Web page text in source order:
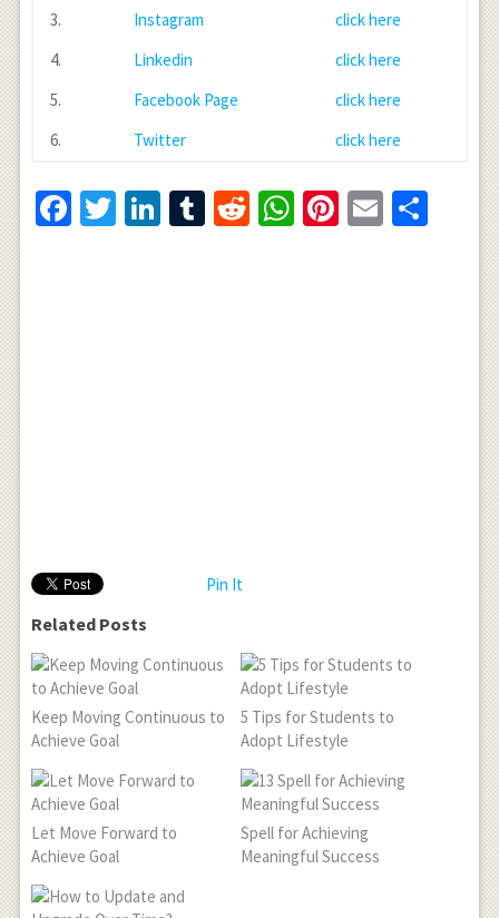
3.
Instagram
click here
4.
Linkedin
click here
5.
Facebook Page
click here
6.
Twitter click here
Facebook
Twitter
LinkedIn
Tumblr
RedditWhatsApp
Pinterest
Email
Pin It
Related Posts
Keep Moving Continuous to
Achieve Goal
5 Tips for Students to
Adopt Lifestyle
Let Move Forward to
Achieve Goal
Spell for Achieving
Meaningful Success